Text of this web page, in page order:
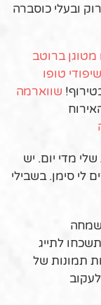
ובעלי כוסברה
מטוגן ברוטב
שיפודי טופו
שווארמה
מדי יום. יש
לי סימן. בשבילי
לתייג
תמונות של